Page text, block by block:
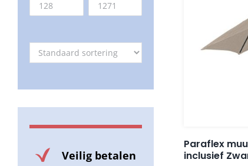
Paraflex
inclusief
Veilig betalen